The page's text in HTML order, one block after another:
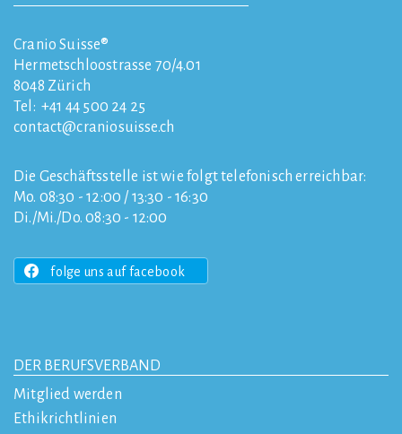
Cranio Suisse®
Hermetschloostrasse 70/4.01
8048 Zürich
Tel: +41 44 500 24 25
contact
craniosuisse.ch
Die Geschäftsstelle ist wie folgt telefonisch erreichbar:
Mo. 08:30 - 12:00 / 13:30 - 16:30
Di./Mi./Do. 08:30 - 12:00
folge uns auf facebook
DER BERUFSVERBAND
Mitglied werden
Ethikrichtlinien